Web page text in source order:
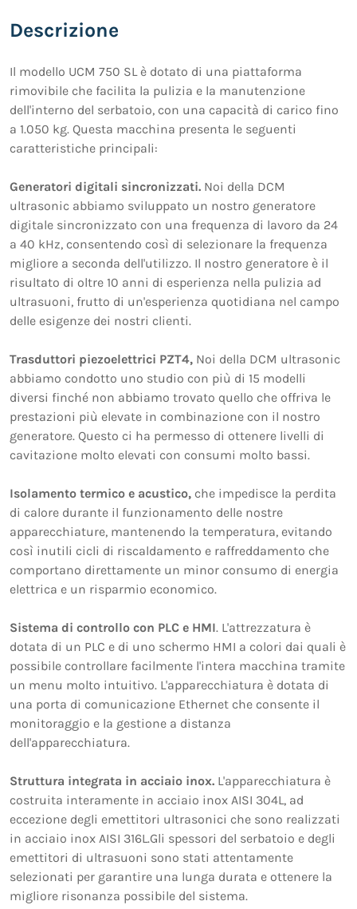
Descrizione
Il modello UCM 750 SL è dotato di una piattaforma
rimovibile che facilita la pulizia e la manutenzione
dell'interno del serbatoio, con una capacità di carico fino
a 1.050 kg. Questa macchina presenta le seguenti
caratteristiche principali:
Generatori digitali sincronizzati. Noi della DCM
ultrasonic abbiamo sviluppato un nostro generatore
digitale sincronizzato con una frequenza di lavoro da 24
a 40 kHz, consentendo così di selezionare la frequenza
migliore a seconda dell'utilizzo. Il nostro generatore è il
risultato di oltre 10 anni di esperienza nella pulizia ad
ultrasuoni, frutto di un'esperienza quotidiana nel campo
delle esigenze dei nostri clienti.
Trasduttori piezoelettrici PZT4, Noi della DCM ultrasonic
abbiamo condotto uno studio con più di 15 modelli
diversi finché non abbiamo trovato quello che offriva le
prestazioni più elevate in combinazione con il nostro
generatore. Questo ci ha permesso di ottenere livelli di
cavitazione molto elevati con consumi molto bassi.
Isolamento termico e acustico, che impedisce la perdita
di calore durante il funzionamento delle nostre
apparecchiature, mantenendo la temperatura, evitando
così inutili cicli di riscaldamento e raffreddamento che
comportano direttamente un minor consumo di energia
elettrica e un risparmio economico.
Sistema di controllo con PLC e HMI. L'attrezzatura è
dotata di un PLC e di uno schermo HMI a colori dai quali è
possibile controllare facilmente l'intera macchina tramite
un menu molto intuitivo. L'apparecchiatura è dotata di
una porta di comunicazione Ethernet che consente il
monitoraggio e la gestione a distanza
dell'apparecchiatura.
Struttura integrata in acciaio inox. L'apparecchiatura è
costruita interamente in acciaio inox AISI 304L, ad
eccezione degli emettitori ultrasonici che sono realizzati
in acciaio inox AISI 316L.Gli spessori del serbatoio e degli
emettitori di ultrasuoni sono stati attentamente
selezionati per garantire una lunga durata e ottenere la
migliore risonanza possibile del sistema.